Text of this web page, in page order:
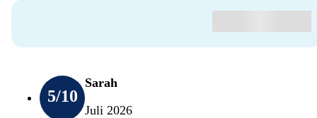
5/10
Sarah
Juli 2026